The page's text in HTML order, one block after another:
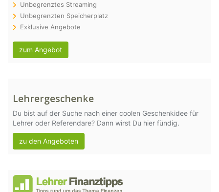
Unbegrenztes Streaming
Unbegrenzten Speicherplatz
Exklusive Angebote
zum Angebot
Lehrergeschenke
Du bist auf der Suche nach einer coolen Geschenkidee für
Lehrer oder Referendare? Dann wirst Du hier fündig.
zu den Angeboten